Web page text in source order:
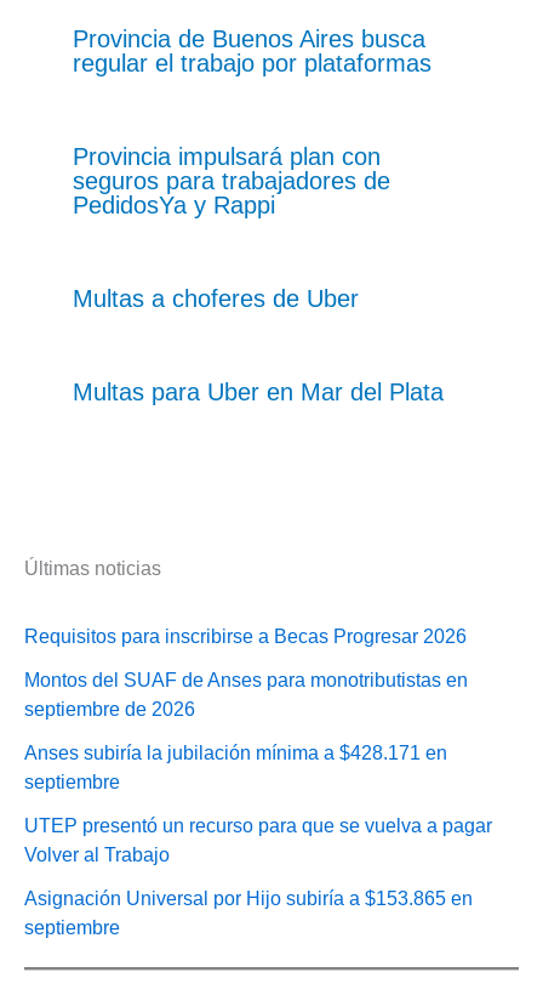
Provincia de Buenos Aires busca
regular el trabajo por plataformas
Provincia impulsará plan con
seguros para trabajadores de
PedidosYa y Rappi
Multas a choferes de Uber
Multas para Uber en Mar del Plata
Últimas noticias
Requisitos para inscribirse a Becas Progresar 2026
Montos del SUAF de Anses para monotributistas en
septiembre de 2026
Anses subiría la jubilación mínima a $428.171 en
septiembre
UTEP presentó un recurso para que se vuelva a pagar
Volver al Trabajo
Asignación Universal por Hijo subiría a $153.865 en
septiembre